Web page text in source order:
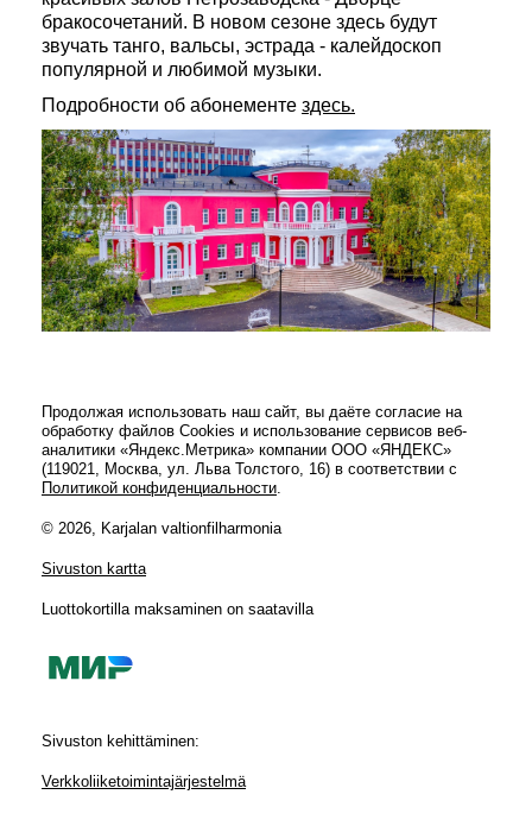
бракосочетаний. В новом сезоне здесь будут
звучать танго, вальсы, эстрада - калейдоскоп
популярной и любимой музыки.
Подробности об абонементе здесь.
Продолжая использовать наш сайт, вы даёте согласие на
обработку файлов Cookies и использование сервисов веб-
аналитики «Яндекс.Метрика» компании ООО «ЯНДЕКС»
(119021, Москва, ул. Льва Толстого, 16) в соответствии с
Политикой конфиденциальности.
© 2026, Karjalan valtionfilharmonia
Sivuston kartta
Luottokortilla maksaminen on saatavilla
Sivuston kehittäminen:
Verkkoliiketoimintajärjestelmä